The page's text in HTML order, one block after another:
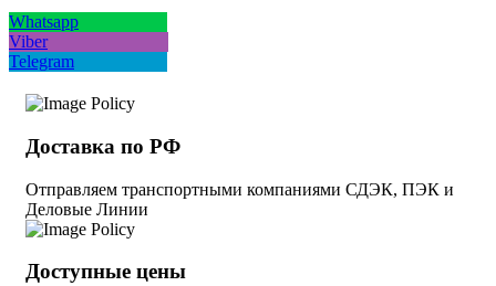
Whatsapp
Viber
Telegram
Доставка по РФ
Отправляем транспортными компаниями СДЭК, ПЭК и
Деловые Линии
Доступные цены